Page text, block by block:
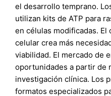
el desarrollo temprano.
utilizan kits de ATP para
en células modificadas.
celular crea más
viabilidad. El mercado de
oportunidades a partir de
investigación clínica. Los
formatos especializados